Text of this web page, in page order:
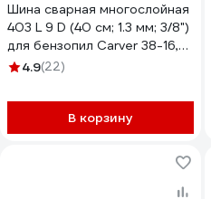
Шина сварная многослойная
403 L 9 D (40 см; 1.3 мм; 3/8")
для бензопил Carver 38-16,
Forward, Patriot, BGT 16
4.9(22)
В корзину